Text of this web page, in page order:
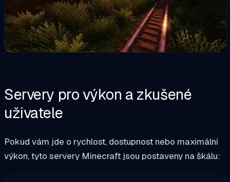
Servery pro výkon a zkušené
uživatele
Pokud vám jde o rychlost, dostupnost nebo maximální
výkon, tyto servery Minecraft jsou postaveny na škálu: